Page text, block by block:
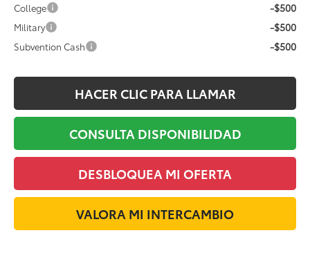
College -$500
Military -$500
Subvention Cash -$500
HACER CLIC PARA LLAMAR
CONSULTA DISPONIBILIDAD
DESBLOQUEA MI OFERTA
VALORA MI INTERCAMBIO